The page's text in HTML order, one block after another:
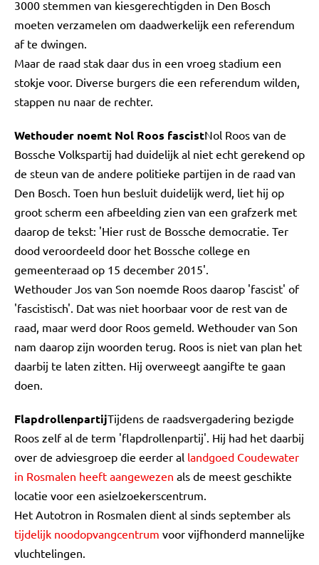
3000 stemmen van kiesgerechtigden in Den Bosch
moeten verzamelen om daadwerkelijk een referendum
af te dwingen.
Maar de raad stak daar dus in een vroeg stadium een
stokje voor. Diverse burgers die een referendum wilden,
stappen nu naar de rechter.
Wethouder noemt Nol Roos fascistNol Roos van de
Bossche Volkspartij had duidelijk al niet echt gerekend op
de steun van de andere politieke partijen in de raad van
Den Bosch. Toen hun besluit duidelijk werd, liet hij op
groot scherm een afbeelding zien van een grafzerk met
daarop de tekst: 'Hier rust de Bossche democratie. Ter
dood veroordeeld door het Bossche college en
gemeenteraad op 15 december 2015'.
Wethouder Jos van Son noemde Roos daarop 'fascist' of
'fascistisch'. Dat was niet hoorbaar voor de rest van de
raad, maar werd door Roos gemeld. Wethouder van Son
nam daarop zijn woorden terug. Roos is niet van plan het
daarbij te laten zitten. Hij overweegt aangifte te gaan
doen.
FlapdrollenpartijTijdens de raadsvergadering bezigde
Roos zelf al de term 'flapdrollenpartij'. Hij had het daarbij
over de adviesgroep die eerder al landgoed Coudewater
in Rosmalen heeft aangewezen als de meest geschikte
locatie voor een asielzoekerscentrum.
Het Autotron in Rosmalen dient al sinds september als
tijdelijk noodopvangcentrum voor vijfhonderd mannelijke
vluchtelingen.